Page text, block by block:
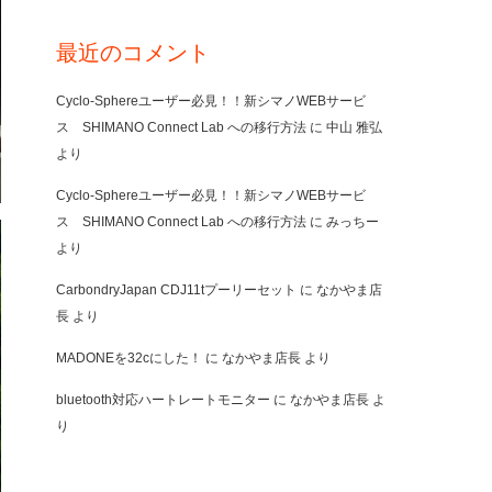
最近のコメント
Cyclo-Sphereユーザー必見！！新シマノWEBサービ
ス SHIMANO Connect Lab への移行方法 に 中山 雅弘
より
Cyclo-Sphereユーザー必見！！新シマノWEBサービ
ス SHIMANO Connect Lab への移行方法 に みっちー
より
CarbondryJapan CDJ11tプーリーセット に なかやま店
長 より
MADONEを32cにした！ に なかやま店長 より
bluetooth対応ハートレートモニター に なかやま店長 よ
り